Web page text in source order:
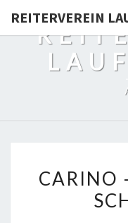
REITERVEREIN
CARINO